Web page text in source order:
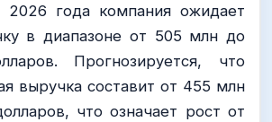
2026 года компания ожидает
в диапазоне от 505 млн до
Прогнозируется, что
выручка составит от 455 млн
что означает рост от